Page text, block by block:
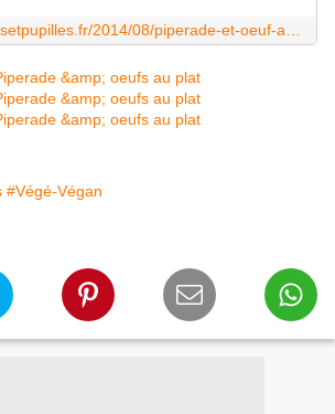
https://www.papillesetpupilles.fr/2014/08/piperade-et-oeuf-au-plat.html/
#Végé-Végan